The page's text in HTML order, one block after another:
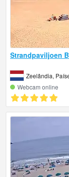
Strandpaviljoen
Zeelândia,
Webcam online